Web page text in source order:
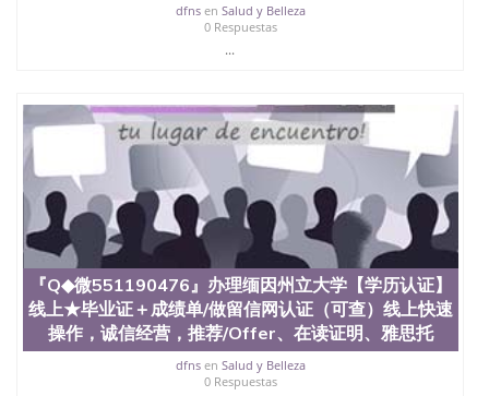
dfnsen Salud y Belleza
0 Respuestas
...
『Q◆微551190476』办理缅因州立大学【学历认证】
线上★毕业证＋成绩单/做留信网认证（可查）线上快速
操作，诚信经营，推荐/Offer、在读证明、雅思托
dfnsen Salud y Belleza
0 Respuestas